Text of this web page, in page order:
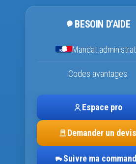
BESOIN D’AIDE
Mandat
Codes avantages
Espace pro
Demander un devis
Suivre ma